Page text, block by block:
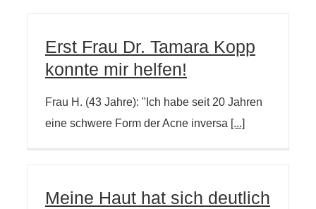
Erst Frau Dr. Tamara Kopp
konnte mir helfen!
Frau H. (43 Jahre): "Ich habe seit 20 Jahren
eine schwere Form der Acne inversa [...]
Meine Haut hat sich deutlich